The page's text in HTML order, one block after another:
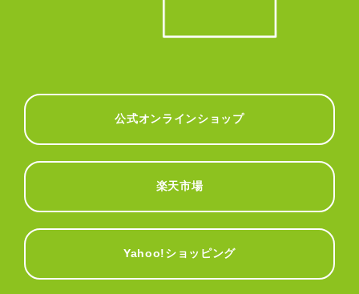
公式オンラインショップ
楽天市場
Yahoo!ショッピング